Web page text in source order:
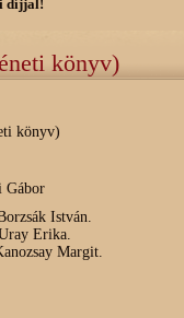
díjjal!
könyv)
könyv)
Gábor
István.
Erika.
Margit.